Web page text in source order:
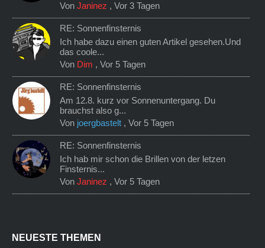
VonJaninez ,Vor 3 Tagen
RE: Sonnenfinsternis
Ich habe dazu einen guten Artikel gesehen.Und
das coole...
Von Dim ,Vor 5 Tagen
RE: Sonnenfinsternis
Am 12.8. kurz vor Sonnenuntergang. Du
brauchst also g...
Von joergbastelt ,Vor 5 Tagen
RE: Sonnenfinsternis
Ich hab mir schon die Brillen von der letzen
Finsternis...
VonJaninez ,Vor 5 Tagen
NEUESTE THEMEN